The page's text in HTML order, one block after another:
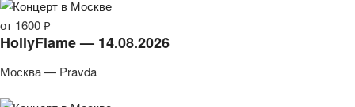
от 1600 ₽
HollyFlame — 14.08.2026
Москва — Pravda